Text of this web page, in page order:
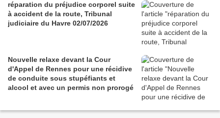
réparation du préjudice corporel suite
à accident de la route, Tribunal
judiciaire du Havre 02/07/2026
Nouvelle relaxe devant la Cour
d'Appel de Rennes pour une récidive
de conduite sous stupéfiants et
alcool et avec un permis non prorogé